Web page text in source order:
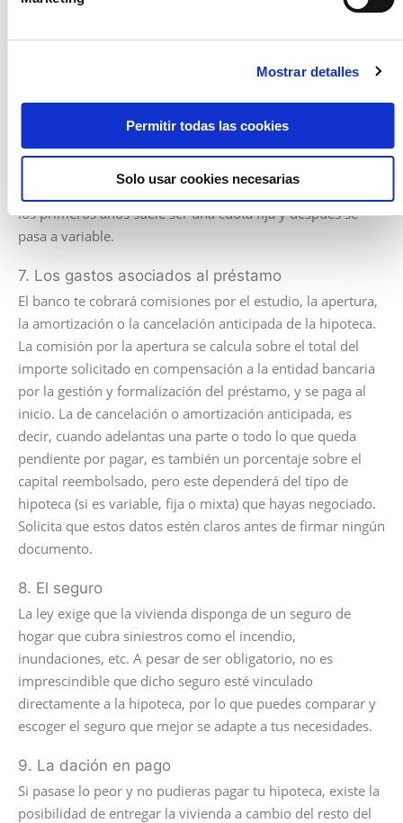
Mostrar detalles
Permitir todas las cookies
Solo usar cookies necesarias
Existen distintos tipos de interés fijo, variable o mixto.
fluctuaciones del mercado, sin embargo, suelen ser tipos
de interés más altos y, por lo tanto, pagarás una cuota más
cara. En la cuota variable, es el cliente quien asume las
fluctuaciones del Euribor, si este indicador está a niveles
los primeros años suele ser una cuota fija y después se
pasa a variable.
7. Los gastos asociados al préstamo
El banco te cobrará comisiones por el estudio, la apertura,
la amortización o la cancelación anticipada de la hipoteca.
La comisión por la apertura se calcula sobre el total del
importe solicitado en compensación a la entidad bancaria
por la gestión y formalización del préstamo, y se paga al
inicio. La de cancelación o amortización anticipada, es
decir, cuando adelantas una parte o todo lo que queda
pendiente por pagar, es también un porcentaje sobre el
capital reembolsado, pero este dependerá del tipo de
hipoteca (si es variable, fija o mixta) que hayas negociado.
Solicita que estos datos estén claros antes de firmar ningún
documento.
8. El seguro
La ley exige que la vivienda disponga de un seguro de
hogar que cubra siniestros como el incendio,
inundaciones, etc. A pesar de ser obligatorio, no es
imprescindible que dicho seguro esté vinculado
directamente a la hipoteca, por lo que puedes comparar y
escoger el seguro que mejor se adapte a tus necesidades.
9. La dación en pago
Si pasase lo peor y no pudieras pagar tu hipoteca, existe la
posibilidad de entregar la vivienda a cambio del resto del